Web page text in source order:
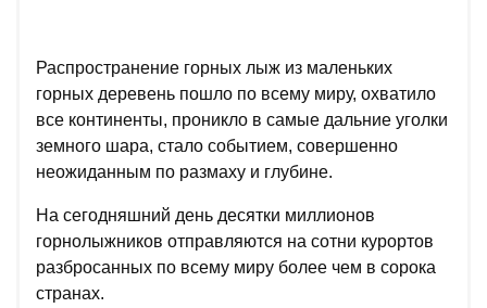
Распространение горных лыж из маленьких
горных деревень пошло по всему миру, охватило
все континенты, проникло в самые дальние уголки
земного шара, стало событием, совершенно
неожиданным по размаху и глубине.
На сегодняшний день десятки миллионов
горнолыжников отправляются на сотни курортов
разбросанных по всему миру более чем в сорока
странах.